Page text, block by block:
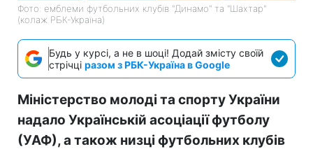
Фото: емблеми футбольних клубів "Динамо" та "Шахтар"
(колаж РБК-Україна)
Будь у курсі, а не в шоці! Додай змісту своїй
стрічці разом з РБК-Україна в Google
Міністерство молоді та спорту України
надало Українській асоціації футболу
(УАФ), а також низці футбольних клубів